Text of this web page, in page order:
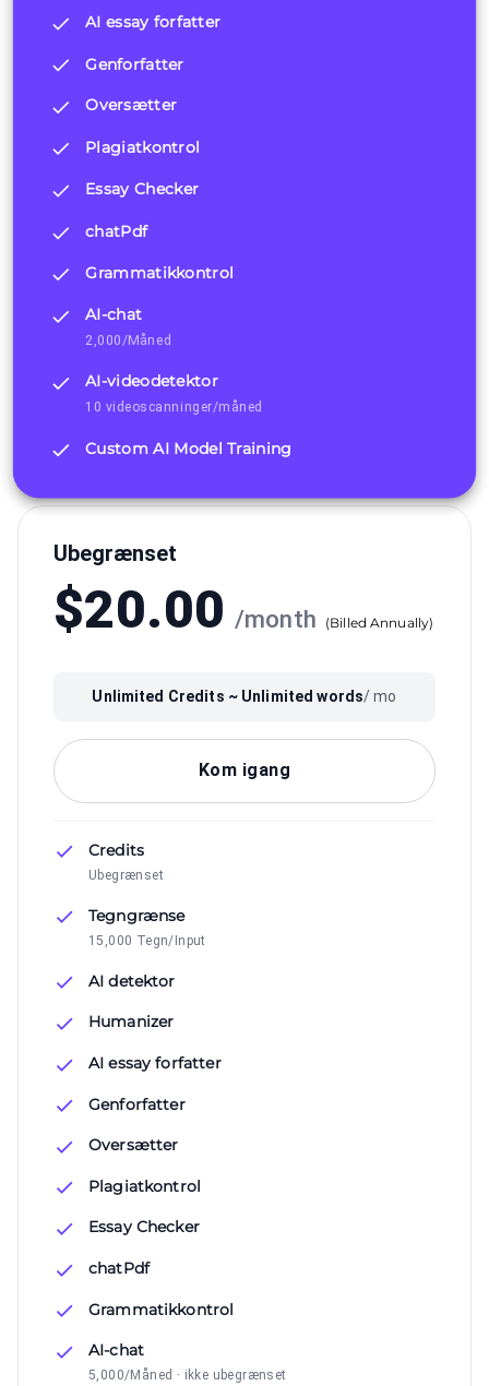
AI essay forfatter
Genforfatter
Oversætter
Plagiatkontrol
Essay Checker
chatPdf
Grammatikkontrol
AI-chat
2,000/Måned
AI-videodetektor
10 videoscanninger/måned
Custom AI Model Training
Ubegrænset
$20.00 /month (Billed Annually)
Unlimited Credits ~ Unlimited words/ mo
Kom igang
Credits
Ubegrænset
Tegngrænse
15,000 Tegn/Input
AI detektor
Humanizer
AI essay forfatter
Genforfatter
Oversætter
Plagiatkontrol
Essay Checker
chatPdf
Grammatikkontrol
AI-chat
5,000/Måned · ikke ubegrænset